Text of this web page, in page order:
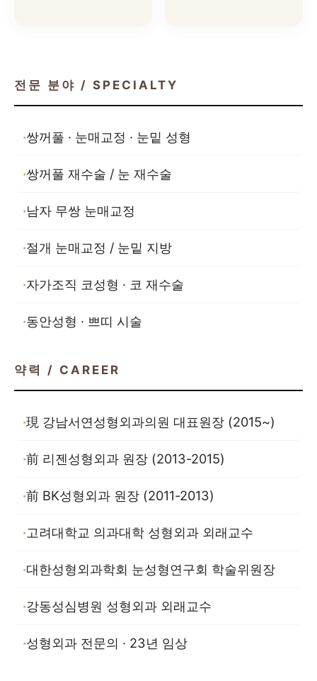
전문 분야 / SPECIALTY
쌍꺼풀 · 눈매교정 · 눈밑 성형
쌍꺼풀 재수술 / 눈 재수술
남자 무쌍 눈매교정
절개 눈매교정 / 눈밑 지방
자가조직 코성형 · 코 재수술
동안성형 · 쁘띠 시술
약력 / CAREER
現 강남서연성형외과의원 대표원장 (2015~)
前 리젠성형외과 원장 (2013-2015)
前 BK성형외과 원장 (2011-2013)
고려대학교 의과대학 성형외과 외래교수
대한성형외과학회 눈성형연구회 학술위원장
강동성심병원 성형외과 외래교수
성형외과 전문의 · 23년 임상